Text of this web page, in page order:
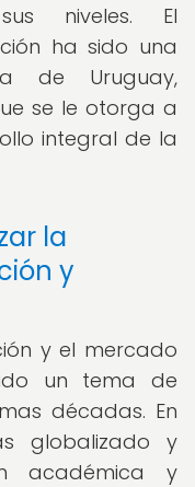
niveles. El
ha sido una
de Uruguay,
se le otorga a
integral de la
la
y
y el mercado
un tema de
décadas. En
globalizado y
académica y